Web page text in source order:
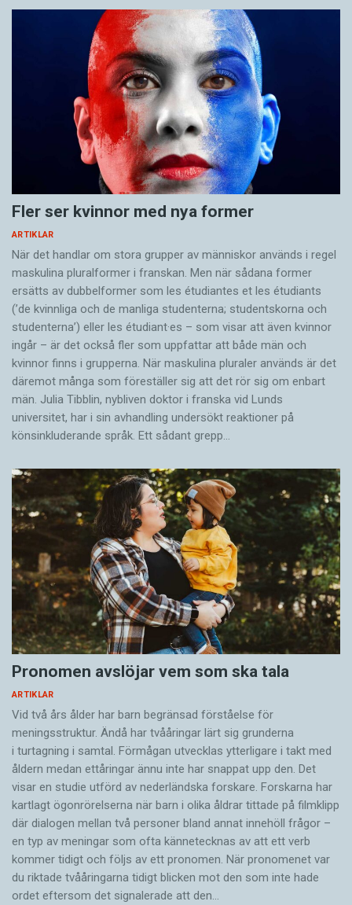
Fler ser kvinnor med nya former
ARTIKLAR
När det handlar om stora grupper av människor används i regel
maskulina pluralformer i franskan. Men när sådana ­former
ersätts av dubbel­former som les étudiantes et les étudiants
(’de kvinnliga och de manliga studenterna; studentskorna och
studenterna’) eller les étudiant·es – som visar att även kvinnor
ingår – är det också fler som uppfattar att både män och
kvinnor finns i grupperna. När maskulina pluraler används är det
där­emot många som föreställer sig att det rör sig om enbart
män. Julia Tibblin, nybliven doktor i franska vid Lunds
universitet, har i sin avhandling undersökt reaktioner på
könsinkluderande språk. Ett sådant grepp…
Pronomen avslöjar vem som ska tala
ARTIKLAR
Vid två års ålder har barn begränsad förståelse för
meningsstruktur. Ändå har tvååringar lärt sig grunderna
i turtagning i samtal. Förmågan utvecklas ytterligare i takt med
åldern medan ettåringar ännu inte har snappat upp den. Det
visar en studie utförd av nederländska forskare. Forskarna har
kartlagt ögonrörelserna när barn i olika åldrar tittade på filmklipp
där dialogen mellan två personer bland annat innehöll frågor –
en typ av meningar som ofta kännetecknas av att ett verb
kommer tidigt och följs av ett pronomen. När pronomenet var
du riktade tvååringarna tidigt blicken mot den som inte hade
ordet eftersom det ­signalerade att den…